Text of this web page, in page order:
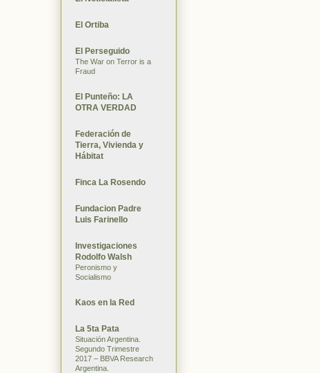
El Ortiba
El Perseguido
The War on Terror is a
Fraud
El Punteño: LA
OTRA VERDAD
Federación de
Tierra, Vivienda y
Hábitat
Finca La Rosendo
Fundacion Padre
Luis Farinello
Investigaciones
Rodolfo Walsh
Peronismo y
Socialismo
Kaos en la Red
La 5ta Pata
Situación Argentina.
Segundo Trimestre
2017 – BBVA Research
Argentina.